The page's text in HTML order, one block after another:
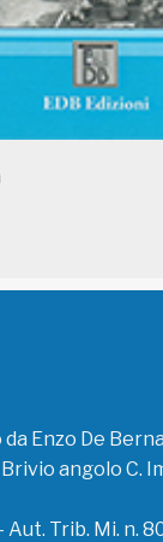
Enzo De
angolo C.
Aut. Trib. Mi. n.